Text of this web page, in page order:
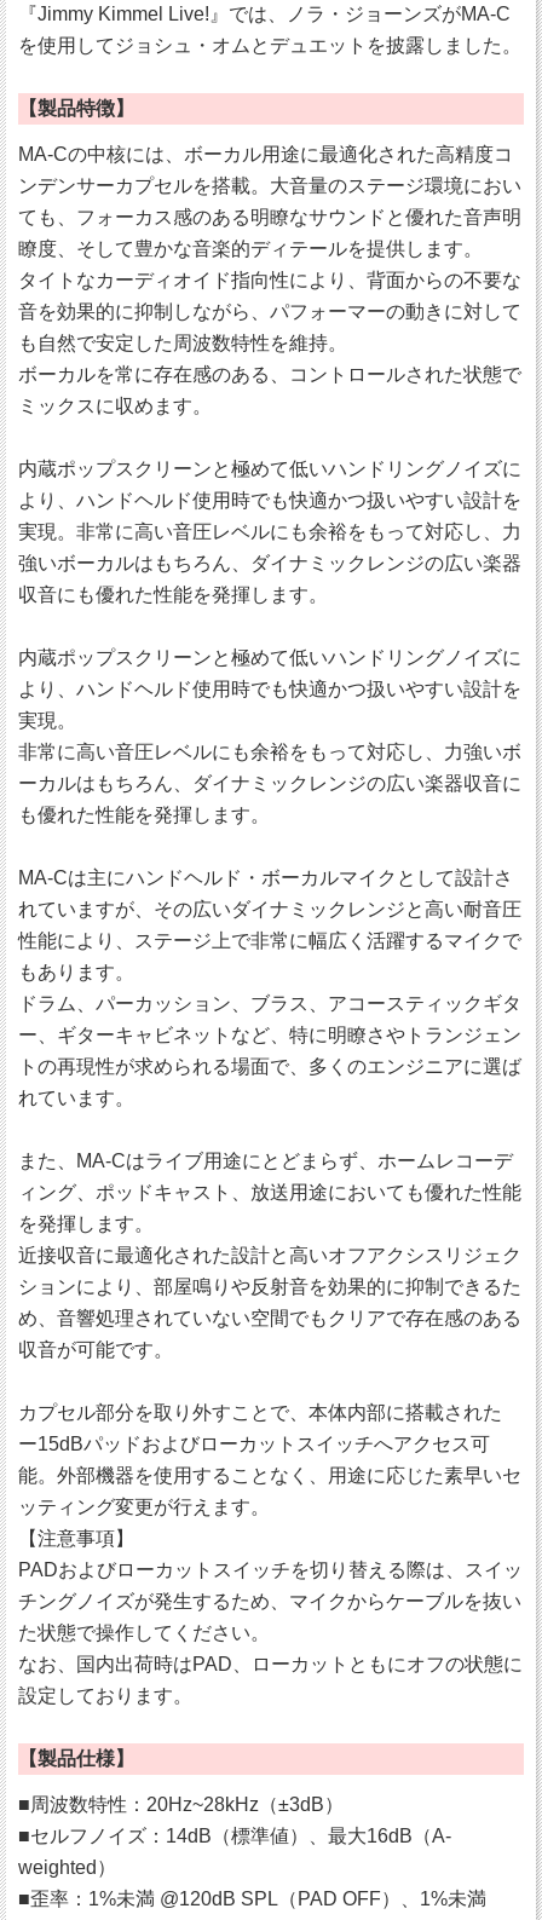
『Jimmy Kimmel Live!』では、ノラ・ジョーンズがMA-C
を使用してジョシュ・オムとデュエットを披露しました。
【製品特徴】
MA-Cの中核には、ボーカル用途に最適化された高精度コ
ンデンサーカプセルを搭載。大音量のステージ環境におい
ても、フォーカス感のある明瞭なサウンドと優れた音声明
瞭度、そして豊かな音楽的ディテールを提供します。
タイトなカーディオイド指向性により、背面からの不要な
音を効果的に抑制しながら、パフォーマーの動きに対して
も自然で安定した周波数特性を維持。
ボーカルを常に存在感のある、コントロールされた状態で
ミックスに収めます。
内蔵ポップスクリーンと極めて低いハンドリングノイズに
より、ハンドヘルド使用時でも快適かつ扱いやすい設計を
実現。非常に高い音圧レベルにも余裕をもって対応し、力
強いボーカルはもちろん、ダイナミックレンジの広い楽器
収音にも優れた性能を発揮します。
内蔵ポップスクリーンと極めて低いハンドリングノイズに
より、ハンドヘルド使用時でも快適かつ扱いやすい設計を
実現。
非常に高い音圧レベルにも余裕をもって対応し、力強いボ
ーカルはもちろん、ダイナミックレンジの広い楽器収音に
も優れた性能を発揮します。
MA-Cは主にハンドヘルド・ボーカルマイクとして設計さ
れていますが、その広いダイナミックレンジと高い耐音圧
性能により、ステージ上で非常に幅広く活躍するマイクで
もあります。
ドラム、パーカッション、ブラス、アコースティックギタ
ー、ギターキャビネットなど、特に明瞭さやトランジェン
トの再現性が求められる場面で、多くのエンジニアに選ば
れています。
また、MA-Cはライブ用途にとどまらず、ホームレコーデ
ィング、ポッドキャスト、放送用途においても優れた性能
を発揮します。
近接収音に最適化された設計と高いオフアクシスリジェク
ションにより、部屋鳴りや反射音を効果的に抑制できるた
め、音響処理されていない空間でもクリアで存在感のある
収音が可能です。
カプセル部分を取り外すことで、本体内部に搭載された
ー15dBパッドおよびローカットスイッチへアクセス可
能。外部機器を使用することなく、用途に応じた素早いセ
ッティング変更が行えます。
【注意事項】
PADおよびローカットスイッチを切り替える際は、スイッ
チングノイズが発生するため、マイクからケーブルを抜い
た状態で操作してください。
なお、国内出荷時はPAD、ローカットともにオフの状態に
設定しております。
【製品仕様】
■周波数特性：20Hz~28kHz（±3dB）
■セルフノイズ：14dB（標準値）、最大16dB（A-
weighted）
■歪率：1%未満 @120dB SPL（PAD OFF）、1%未満